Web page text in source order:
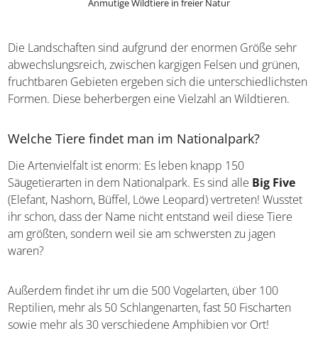
Die Landschaften sind aufgrund der enormen Größe sehr
abwechslungsreich, zwischen kargigen Felsen und
grünen, fruchtbaren Gebieten ergeben sich die
unterschiedlichsten Formen. Diese beherbergen eine
Welche Tiere findet man im Nationalpark?
Die Artenvielfalt ist enorm: Es leben knapp 150
Säugetierarten in dem Nationalpark. Es sind alle
Big Five
(Elefant, Nashorn, Büffel, Löwe Leopard) vertreten!
Wusstet ihr schon, dass der Name nicht entstand weil
diese Tiere am größten, sondern weil sie am schwersten
Außerdem findet ihr um die 500 Vogelarten, über 100
Reptilien, mehr als 50 Schlangenarten, fast 50 Fischarten
sowie mehr als 30 verschiedene Amphibien vor Ort!